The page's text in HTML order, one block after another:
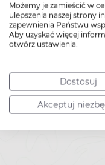
Możemy je zamieścić w
ulepszenia naszej strony
zapewnienia Państwu
Aby uzyskać więcej
otwórz ustawienia.
Dostosuj
Akceptuj